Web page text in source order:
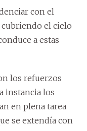
con el
el cielo
a estas
los refuerzos
instancia los
en plena tarea
se extendía con